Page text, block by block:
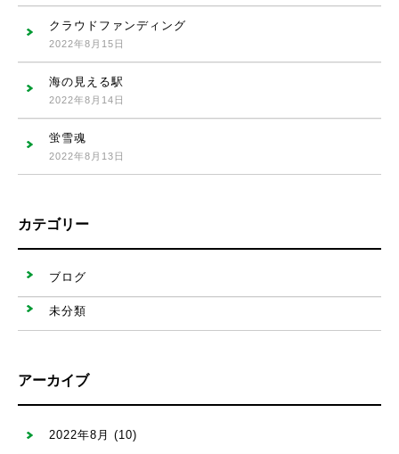
クラウドファンディング
2022年8月15日
海の見える駅
2022年8月14日
蛍雪魂
2022年8月13日
カテゴリー
ブログ
未分類
アーカイブ
2022年8月 (10)